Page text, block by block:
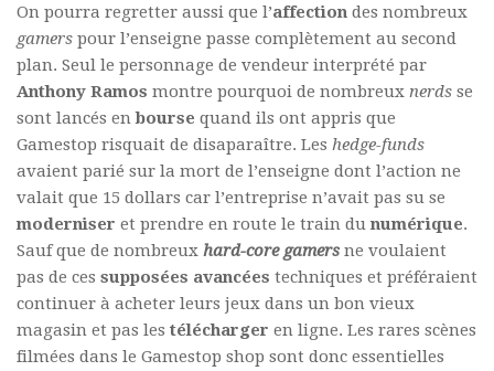
On pourra regretter aussi que l’affection des nombreux
gamers pour l’enseigne passe complètement au second
plan. Seul le personnage de vendeur interprété par
Anthony Ramos montre pourquoi de nombreux nerds se
sont lancés enbourse quand ils ont appris que
Gamestop risquait de disaparaître. Les hedge-funds
avaient parié sur la mort de l’enseigne dont l’action ne
valait que 15 dollars car l’entreprise n’avait pas su se
moderniser et prendre en route le train dunumérique.
Sauf que de nombreux hard-core gamers ne voulaient
pas de ces supposées avancées techniques et préféraient
continuer à acheter leurs jeux dans un bon vieux
magasin et pas les télécharger en ligne. Les rares scènes
filmées dans le Gamestop shop sont donc essentielles